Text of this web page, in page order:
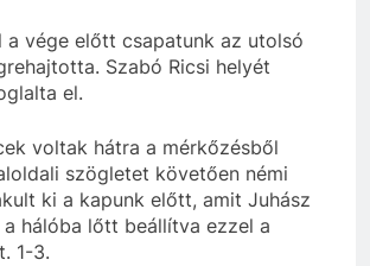
a vége előtt csapatunk az utolsó
Szabó Ricsi helyét
el.
voltak hátra a mérkőzésből
szögletet követően némi
ki a kapunk előtt, amit Juhász
a hálóba lőtt beállítva ezzel a
1-3.